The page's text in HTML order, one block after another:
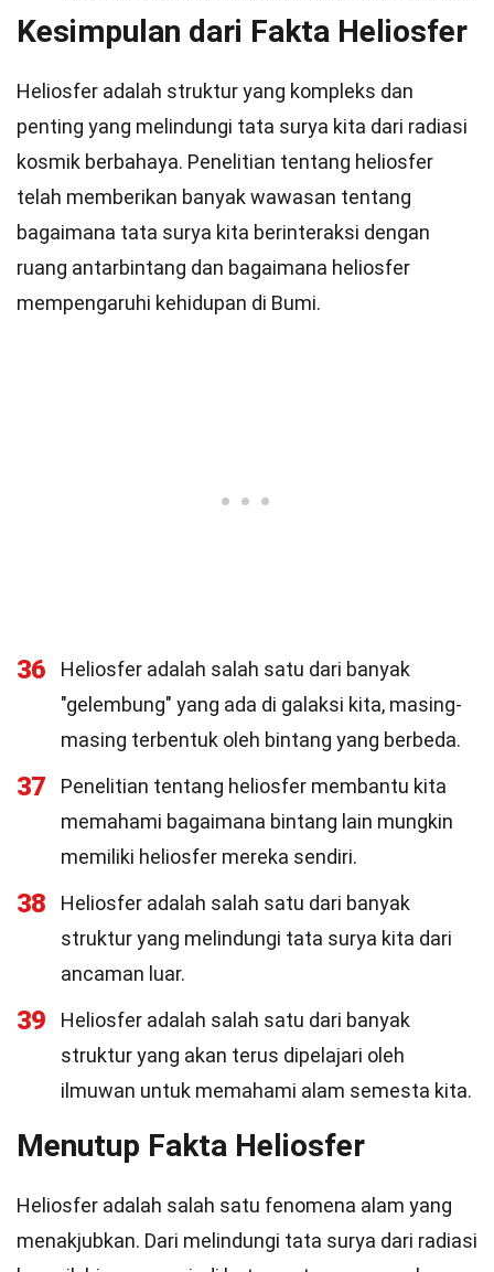
Kesimpulan dari Fakta Heliosfer
Heliosfer adalah struktur yang kompleks dan
penting yang melindungi tata surya kita dari radiasi
kosmik berbahaya. Penelitian tentang heliosfer
telah memberikan banyak wawasan tentang
bagaimana tata surya kita berinteraksi dengan
ruang antarbintang dan bagaimana heliosfer
mempengaruhi kehidupan di Bumi.
36
Heliosfer adalah salah satu dari banyak
"gelembung" yang ada di galaksi kita, masing-
masing terbentuk oleh bintang yang berbeda.
37
Penelitian tentang heliosfer membantu kita
memahami bagaimana bintang lain mungkin
memiliki heliosfer mereka sendiri.
38
Heliosfer adalah salah satu dari banyak
struktur yang melindungi tata surya kita dari
ancaman luar.
39
Heliosfer adalah salah satu dari banyak
struktur yang akan terus dipelajari oleh
ilmuwan untuk memahami alam semesta kita.
Menutup Fakta Heliosfer
Heliosfer adalah salah satu fenomena alam yang
menakjubkan. Dari melindungi tata surya dari radiasi